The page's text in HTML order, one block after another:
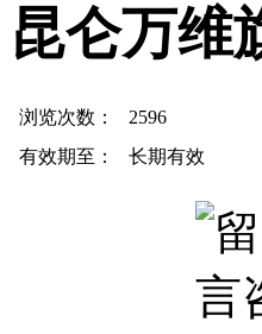
昆仑万维
浏览次数： 2596
有效期至：
长期有效